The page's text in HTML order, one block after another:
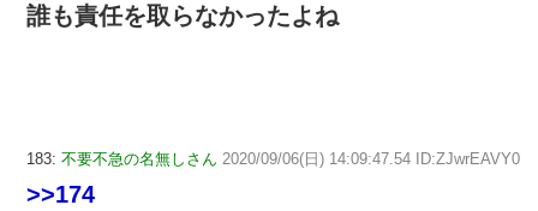
誰も責任を取らなかったよね
183: 不要不急の名無しさん 2020/09/06(日) 14:09:47.54 ID:ZJwrEAVY0
>>174